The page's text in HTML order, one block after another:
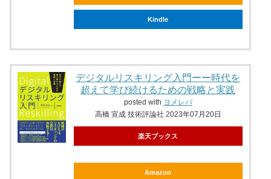
Kindle
デジタルリスキリング入門ーー時代を
超えて学び続けるための戦略と実践
posted with ヨメレバ
高橋 宣成 技術評論社 2023年07月20日
楽天ブックス
Amazon